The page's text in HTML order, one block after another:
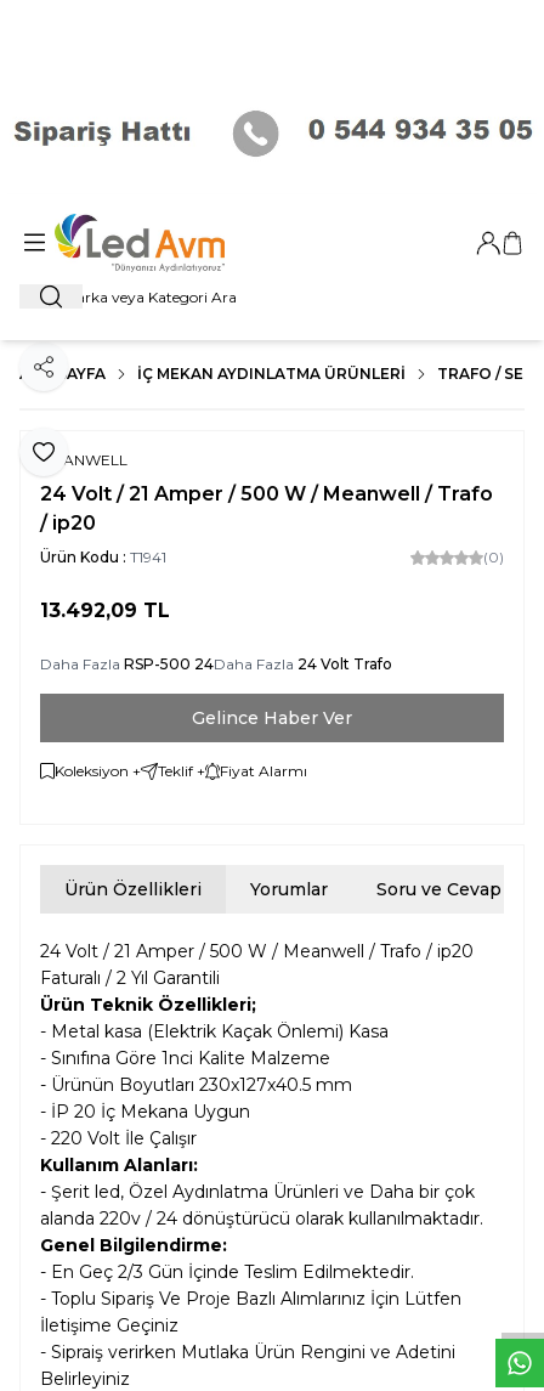
Ara
Giriş
ANA SAYFA İÇ MEKAN AYDINLATMA ÜRÜNLERI TRAFO /
Favoriye Ekle
Paylaş
MEANWELL
24 Volt / 21 Amper / 500 W / Meanwell / Trafo
/ ip20
Ürün Kodu : T1941 (0)
13.492,09 TL
Daha Fazla RSP-500 24Daha Fazla 24 Volt Trafo
Gelince Haber Ver
Koleksiyon + Teklif + Fiyat Alarmı
Ürün Özellikleri Yorumlar Soru ve Cevap
24 Volt / 21 Amper / 500 W / Meanwell / Trafo / ip20
Faturalı / 2 Yıl Garantili
Ürün Teknik Özellikleri;
- Metal kasa (Elektrik Kaçak Önlemi) Kasa
- Sınıfına Göre 1nci Kalite Malzeme
- Ürünün Boyutları 230x127x40.5 mm
- İP 20 İç Mekana Uygun
- 220 Volt İle Çalışır
Kullanım Alanları:
- Şerit led, Özel Aydınlatma Ürünleri ve Daha bir çok
alanda 220v / 24 dönüştürücü olarak kullanılmaktadır.
Genel Bilgilendirme:
- En Geç 2/3 Gün İçinde Teslim Edilmektedir.
- Toplu Sipariş Ve Proje Bazlı Alımlarınız İçin Lütfen
İletişime Geçiniz
- Sipraiş verirken Mutlaka Ürün Rengini ve Adetini
Belirleyiniz